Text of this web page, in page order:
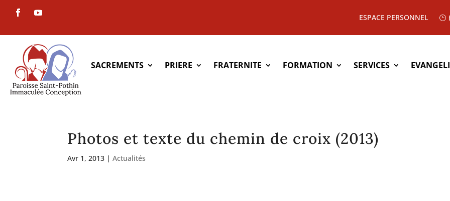
ESPACE PERSONNEL
SACREMENTS PRIERE FRATERNITE FORMATION SERVICES
Photos et texte du chemin de croix (2013)
Avr 1, 2013 |Actualités